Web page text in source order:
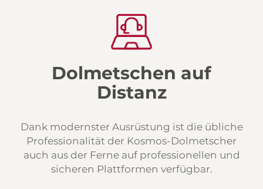
Dolmetschen auf
Distanz
Dank modernster Ausrüstung ist die übliche
Professionalität der Kosmos-Dolmetscher
auch aus der Ferne auf professionellen und
sicheren Plattformen verfügbar.